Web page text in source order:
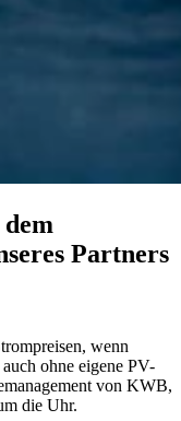
Partners
wenn
ohne eigene PV-
von KWB,
die Uhr.